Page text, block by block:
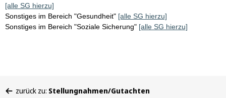
[alle SG hierzu]
Sonstiges im Bereich "Gesundheit" [alle SG hierzu]
Sonstiges im Bereich "Soziale Sicherung" [alle SG hierzu]
zurück zu: Stellungnahmen/Gutachten